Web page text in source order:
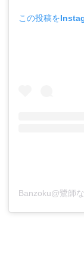
この投稿を